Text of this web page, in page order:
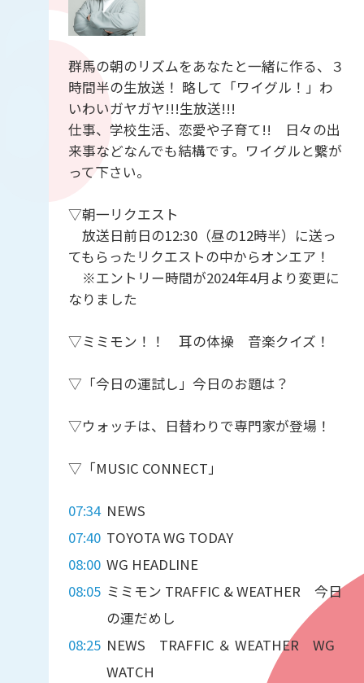
群馬の朝のリズムをあなたと一緒に作る、３
時間半の生放送！ 略して「ワイグル！」わ
いわいガヤガヤ!!!生放送!!!
仕事、学校生活、恋愛や子育て!! 日々の出
来事などなんでも結構です。ワイグルと繋が
って下さい。
▽朝一リクエスト
放送日前日の12:30（昼の12時半）に送っ
てもらったリクエストの中からオンエア！
※エントリー時間が2024年4月より変更に
なりました
▽ミミモン！！ 耳の体操 音楽クイズ！
▽「今日の運試し」今日のお題は？
▽ウォッチは、日替わりで専門家が登場！
▽「MUSIC CONNECT」
07:34 NEWS
07:40 TOYOTA WG TODAY
08:00 WG HEADLINE
08:05 ミミモン TRAFFIC & WEATHER 今日
の運だめし
08:25 NEWS TRAFFIC ＆ WEATHER WG
WATCH